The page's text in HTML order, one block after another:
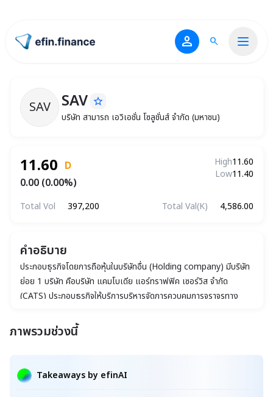
ไปหน้าแรก person search
SAV SAV บริษัท สามารถ เอวิเอชั่น โซลูชั่นส์ จำกัด (มหาชน)
SAV star_border
บริษัท สามารถ เอวิเอชั่น โซลูชั่นส์ จำกัด (มหาชน)
11.60 D
0.00 (0.00%)
High11.60
Low11.40
Total Vol 397,200 Total Val(K) 4,586.00
คำอธิบาย
ประกอบธุรกิจโดยการถือหุ้นในบริษัทอื่น (Holding company) มีบริษัท
ย่อย 1 บริษัท คือบริษัท แคมโบเดีย แอร์ทราฟฟิค เซอร์วิส จํากัด
(CATS) ประกอบธุรกิจให้บริการบริหารจัดการควบคุมการจราจรทาง
ภาพรวมช่วงนี้
Takeaways by efinAI
xxxxx xxxxxxxxxxxxxxxxxxxxxxxxxxxxxx
xxxxxxxxxxxxxxxxxx xxxxxxxxxxxxxxx xxxxx